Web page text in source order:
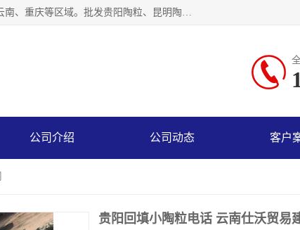
云南仕沃贸易有限公司是一家贵州陶粒生产厂家，陶粒业务覆盖贵阳、昆明、四川、云南、重庆等区域。批发贵阳陶粒、昆明陶粒、四川陶粒、云南陶粒、重庆陶粒，服务热线：*。仕沃贸易建材致力于建筑产业化、绿色建筑体系、产品和系统应用解决方案的企业。研发生产、销售和推广绿色建筑体系、建筑产业化体系的各种环保建筑产品。
公司介绍 公司动态 客户
贵阳回填小陶粒电话 云南仕沃贸易